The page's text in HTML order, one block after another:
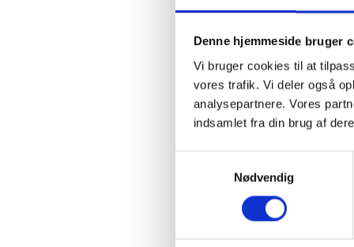
Denne hjemmeside bruger
Vi bruger cookies til at
vores trafik. Vi deler også
analysepartnere. Vores
indsamlet fra din brug af
Nødvendig
også at
i 6
Boligen
hvis de